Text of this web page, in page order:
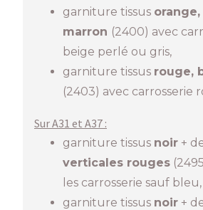
garniture tissus
marron (2400) avec
beige perlé ou gris,
garniture tissus rouge,
(2403) avec carrosserie
Sur A31 et A37 :
garniture tissus noir +
verticales rouges
les carrosserie sauf bleu,
garniture tissus noir +